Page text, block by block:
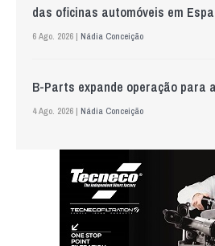
das oficinas automóveis em
6 Ago. 2026 | Nádia Conceição
B-Parts expande operação para
4 Ago. 2026 | Nádia Conceição